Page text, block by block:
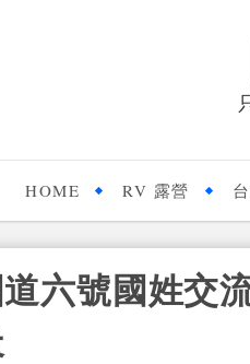
HOME RV 露營
六號國姓交